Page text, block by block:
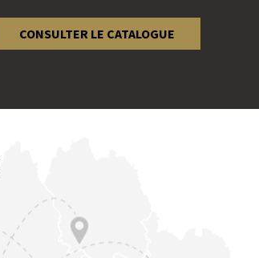
CONSULTER LE CATALOGUE